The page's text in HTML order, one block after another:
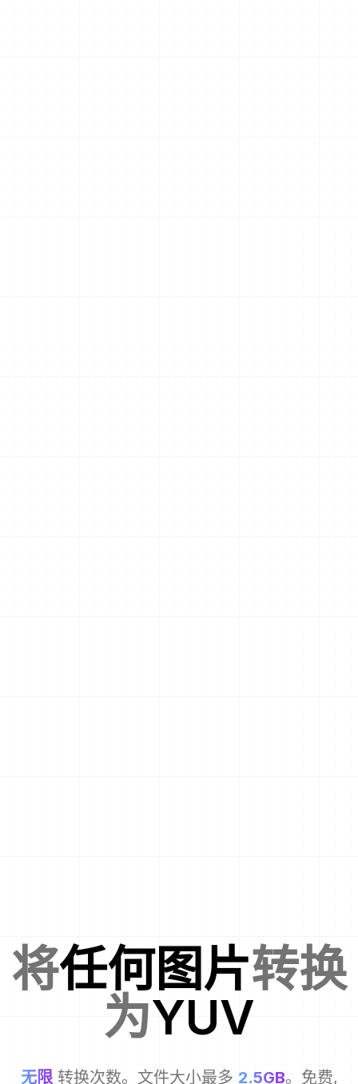
将任何图片转换
为YUV
无限 转换次数。文件大小最多 2.5GB。免费,